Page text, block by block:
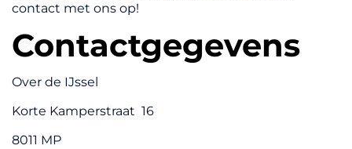
contact met ons op!
Contactgegevens
Over de IJssel
Korte Kamperstraat 16
8011 MP